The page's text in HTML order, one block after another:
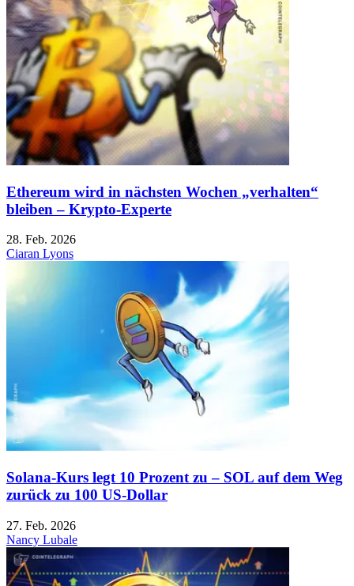
Ethereum wird in nächsten Wochen „verhalten“
bleiben – Krypto-Experte
28. Feb. 2026
Ciaran Lyons
Solana-Kurs legt 10 Prozent zu – SOL auf dem Weg
zurück zu 100 US-Dollar
27. Feb. 2026
Nancy Lubale